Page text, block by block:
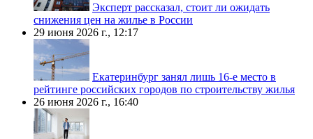
Эксперт рассказал, стоит ли ожидать
снижения цен на жилье в России
29 июня 2026 г., 12:17
Екатеринбург занял лишь 16-е место в
рейтинге российских городов по строительству жилья
26 июня 2026 г., 16:40